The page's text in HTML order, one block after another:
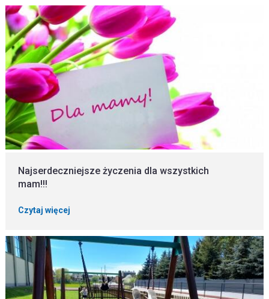
Najserdeczniejsze życzenia dla wszystkich
mam!!!
Czytaj więcej